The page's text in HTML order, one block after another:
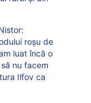
roșu de
luat încă o
nu facem
Ilfov ca